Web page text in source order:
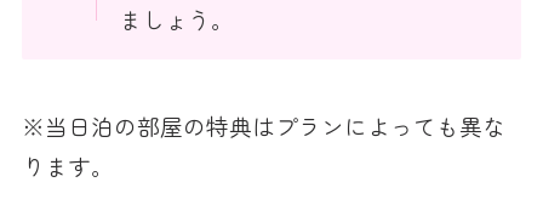
ましょう。
※当日泊の部屋の特典はプランによっても異な
ります。